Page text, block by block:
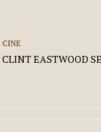
CINE
CLINT EASTWOOD